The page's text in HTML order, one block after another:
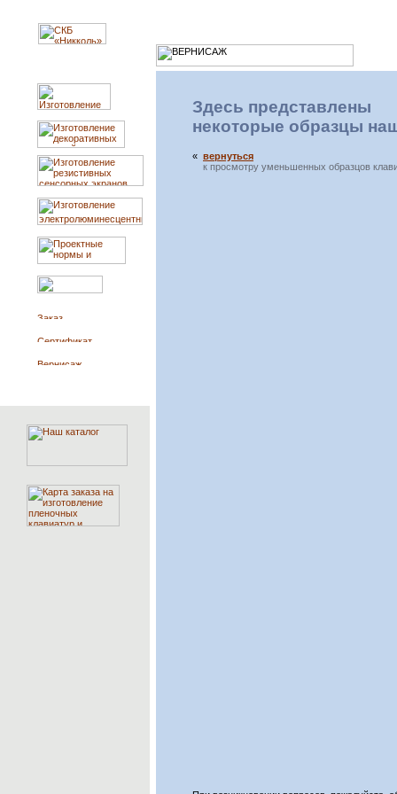
Здесь представлены
некоторые образцы
« вернуться
к просмотру уменьшенных образцов